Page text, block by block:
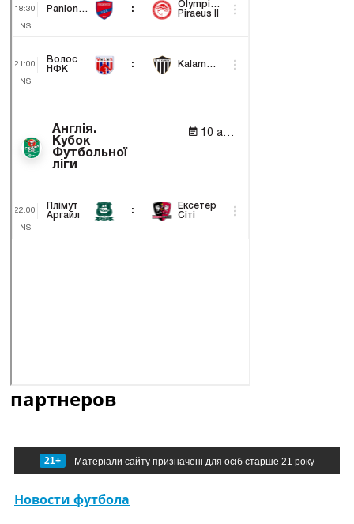
партнеров
21+ Матеріали сайту призначені для осіб старше 21 року
Новости футбола